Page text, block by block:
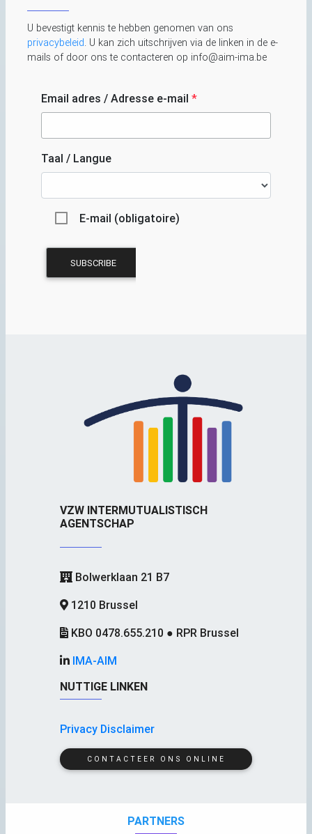
U bevestigt kennis te hebben genomen van ons
privacybeleid. U kan zich uitschrijven via de linken in de e-
mails of door ons te contacteren op info@aim-ima.be
Email adres / Adresse e-mail *
Taal / Langue
E-mail (obligatoire)
VZW INTERMUTUALISTISCH
AGENTSCHAP
Bolwerklaan 21 B7
1210 Brussel
KBO 0478.655.210 ● RPR Brussel
IMA-AIM
NUTTIGE LINKEN
Privacy Disclaimer
CONTACTEER ONS ONLINE
PARTNERS